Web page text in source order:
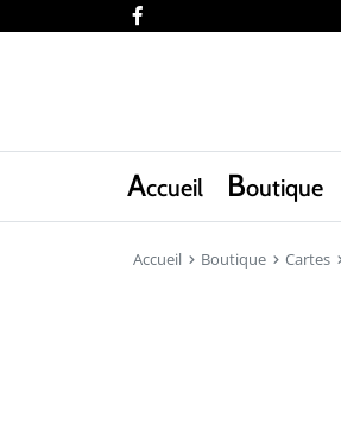
facebook
Accueil Boutique
Accueil Boutique Cartes